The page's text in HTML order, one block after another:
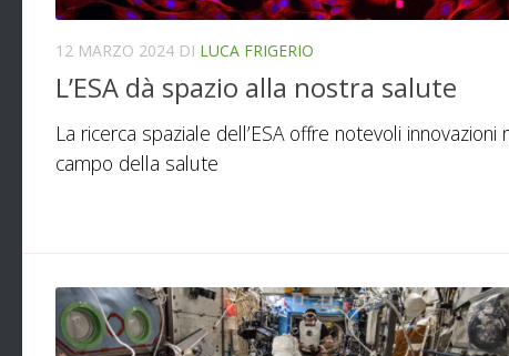
12 MARZO 2024 DI LUCA FRIGERIO
L’ESA dà spazio alla nostra salute
La ricerca spaziale dell’ESA offre notevoli innovazioni
campo della salute